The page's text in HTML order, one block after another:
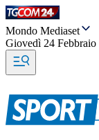
Mondo Mediaset
Giovedì 24 Febbraio